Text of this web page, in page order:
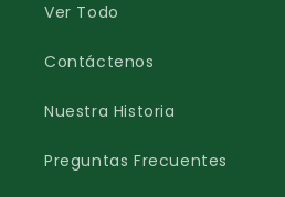
Ver Todo
Contáctenos
Nuestra Historia
Preguntas Frecuentes